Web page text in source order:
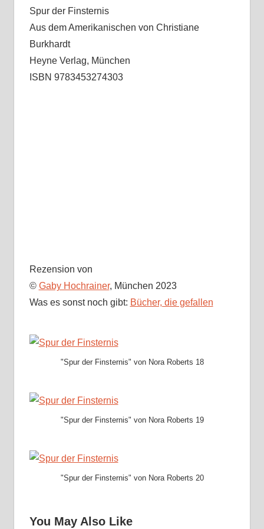
Spur der Finsternis
Aus dem Amerikanischen von Christiane
Burkhardt
Heyne Verlag, München
ISBN 9783453274303
Rezension von
© Gaby Hochrainer, München 2023
Was es sonst noch gibt: Bücher, die gefallen
"Spur der Finsternis" von Nora Roberts 18
"Spur der Finsternis" von Nora Roberts 19
"Spur der Finsternis" von Nora Roberts 20
You May Also Like